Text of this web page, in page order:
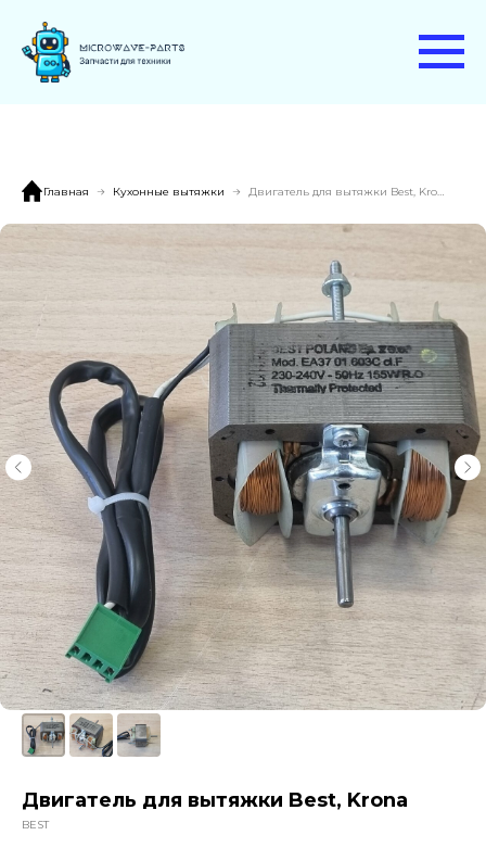
Главная Кухонные вытяжки
Двигатель для вытяжки Best, Krona
BEST